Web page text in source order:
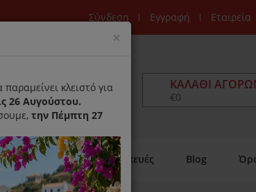
Σύνδεση Εγγραφή Εταιρεία
ΚΑΛΆΘΙ
€0
Κατ'οικον Επισκευές Blog
× Close
κλειστό για
26 Αυγούστου.
την Πέμπτη 27